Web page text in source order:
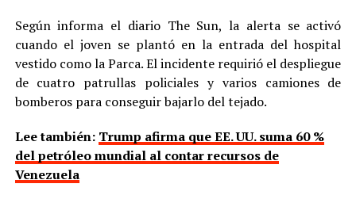
Según informa el diario The Sun, la alerta se activó
cuando el joven se plantó en la entrada del hospital
vestido como la Parca. El incidente requirió el despliegue
de cuatro patrullas policiales y varios camiones de
bomberos para conseguir bajarlo del tejado.
Lee también: Trump afirma que EE. UU. suma 60 %
del petróleo mundial al contar recursos de
Venezuela